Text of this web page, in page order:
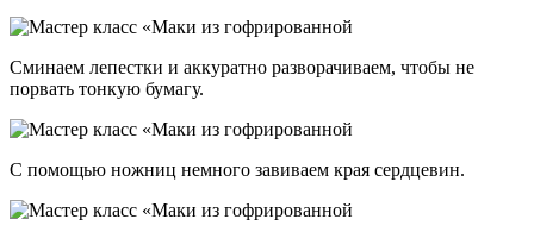
Сминаем лепестки и аккуратно разворачиваем, чтобы не
порвать тонкую бумагу.
С помощью ножниц немного завиваем края сердцевин.